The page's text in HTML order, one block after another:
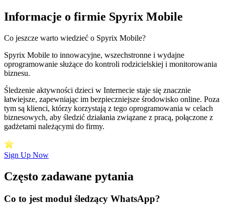
Informacje o firmie Spyrix Mobile
Co jeszcze warto wiedzieć o Spyrix Mobile?
Spyrix Mobile to innowacyjne, wszechstronne i wydajne
oprogramowanie służące do kontroli rodzicielskiej i monitorowania
biznesu.
Śledzenie aktywności dzieci w Internecie staje się znacznie
łatwiejsze, zapewniając im bezpieczniejsze środowisko online. Poza
tym są klienci, którzy korzystają z tego oprogramowania w celach
biznesowych, aby śledzić działania związane z pracą, połączone z
gadżetami należącymi do firmy.
Sign Up Now
Często zadawane pytania
Co to jest moduł śledzący WhatsApp?